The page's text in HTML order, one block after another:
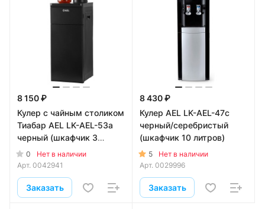
8 150 ₽
Кулер с чайным столиком
Тиабар AEL LK-AEL-53a
черный (шкафчик 3
литра)
0
Нет в наличии
Арт. 0042941
Заказать
8 430 ₽
Кулер AEL LK-AEL-47с
черный/серебристый
(шкафчик 10 литров)
5
Нет в наличии
Арт. 0029996
Заказать